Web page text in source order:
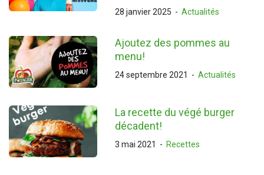
28 janvier 2025 - Actualités
Ajoutez des pommes au
menu!
24 septembre 2021 - Actualités
La recette du végé burger
décadent!
3 mai 2021 - Recettes